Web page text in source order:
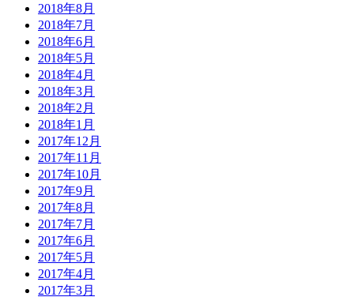
2018年8月
2018年7月
2018年6月
2018年5月
2018年4月
2018年3月
2018年2月
2018年1月
2017年12月
2017年11月
2017年10月
2017年9月
2017年8月
2017年7月
2017年6月
2017年5月
2017年4月
2017年3月